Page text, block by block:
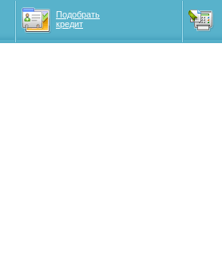
Подобрать
кредит